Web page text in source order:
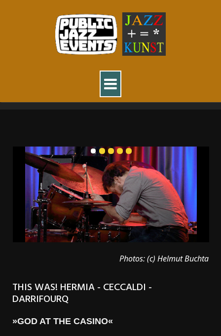
Photos: (c) Helmut Buchta
THIS WAS! HERMIA - CECCALDI -
DARRIFOURQ
»GOD AT THE CASINO«